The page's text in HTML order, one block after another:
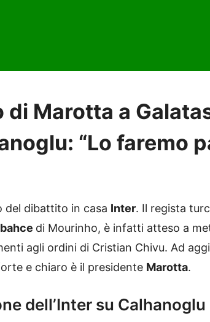
Marotta a
“Lo faremo
del dibattito in casa Inter. Il regista
di Mourinho, è infatti atteso a
agli ordini di Cristian Chivu. Ad
e chiaro è il presidente Marotta.
dell’Inter su Calhanoglu